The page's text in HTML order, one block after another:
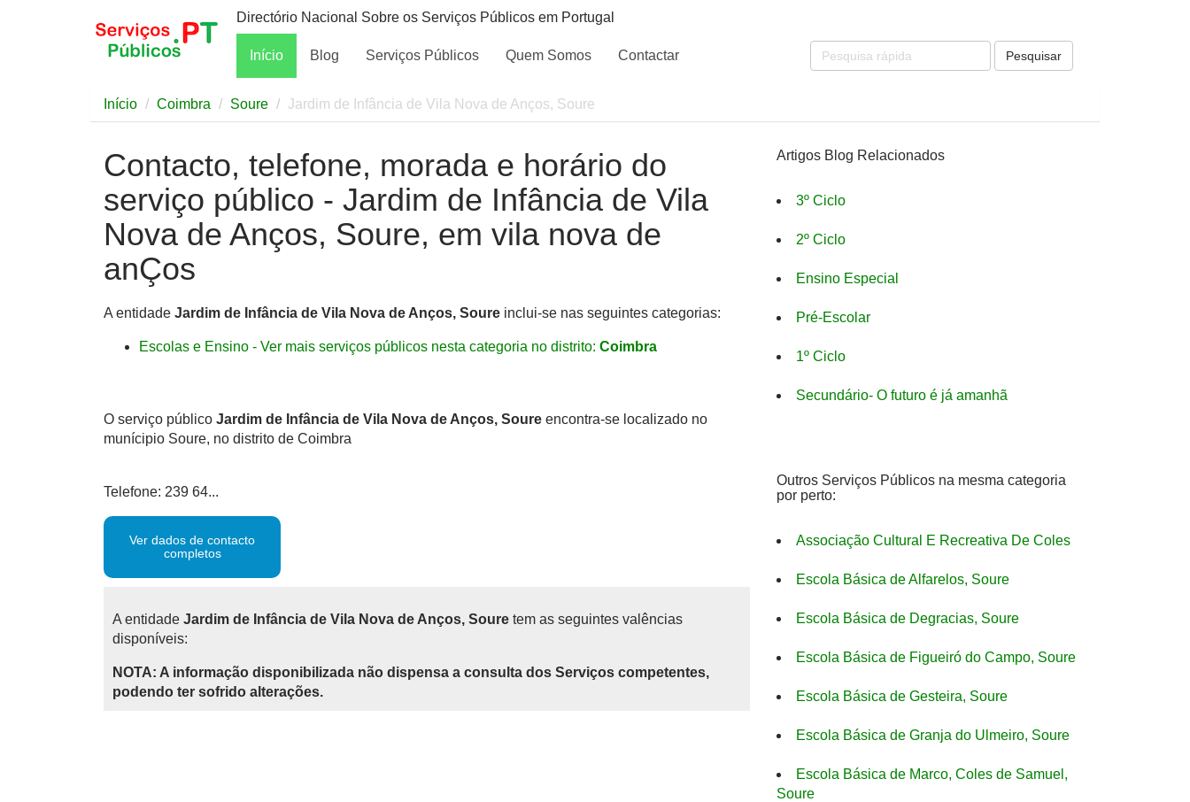
Directório Nacional Sobre os Serviços Públicos em Portugal
Início Blog Serviços Públicos Quem Somos Contactar Pesquisar
Início Coimbra Soure Jardim de Infância de Vila Nova de Anços, Soure
Contacto, telefone, morada e horário do
serviço público - Jardim de Infância de Vila
Nova de Anços, Soure, em vila nova de
anÇos
A entidade Jardim de Infância de Vila Nova de Anços, Soure inclui-se nas seguintes categorias:
Escolas e Ensino - Ver mais serviços públicos nesta categoria no distrito: Coimbra
O serviço público Jardim de Infância de Vila Nova de Anços, Soure encontra-se localizado no
munícipio Soure, no distrito de Coimbra
Telefone: 239 64...
Ver dados de contacto
completos
A entidade Jardim de Infância de Vila Nova de Anços, Soure tem as seguintes valências
disponíveis:
NOTA: A informação disponibilizada não dispensa a consulta dos Serviços competentes,
podendo ter sofrido alterações.
Artigos Blog Relacionados
3º Ciclo
2º Ciclo
Ensino Especial
Pré-Escolar
1º Ciclo
Secundário- O futuro é já amanhã
Outros Serviços Públicos na mesma categoria
por perto:
Associação Cultural E Recreativa De Coles
Escola Básica de Alfarelos, Soure
Escola Básica de Degracias, Soure
Escola Básica de Figueiró do Campo, Soure
Escola Básica de Gesteira, Soure
Escola Básica de Granja do Ulmeiro, Soure
Escola Básica de Marco, Coles de Samuel,
Soure